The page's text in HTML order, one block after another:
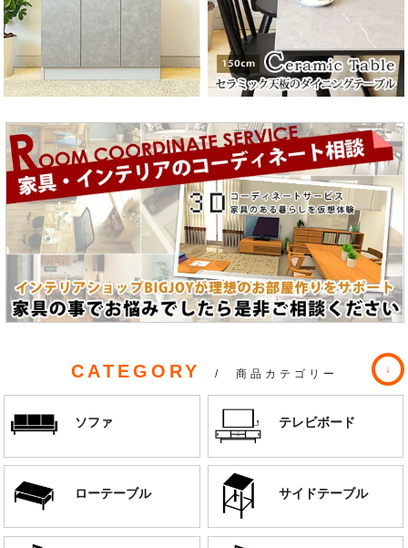
CATEGORY / 商品カテゴリー
ソファ テレビボード
ローテーブル サイドテーブル